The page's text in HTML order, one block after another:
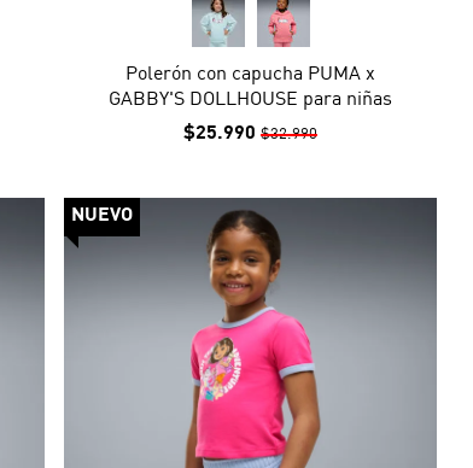
Polerón con capucha PUMA x
GABBY'S DOLLHOUSE para niñas
$25.990 $32.990
NUEVO